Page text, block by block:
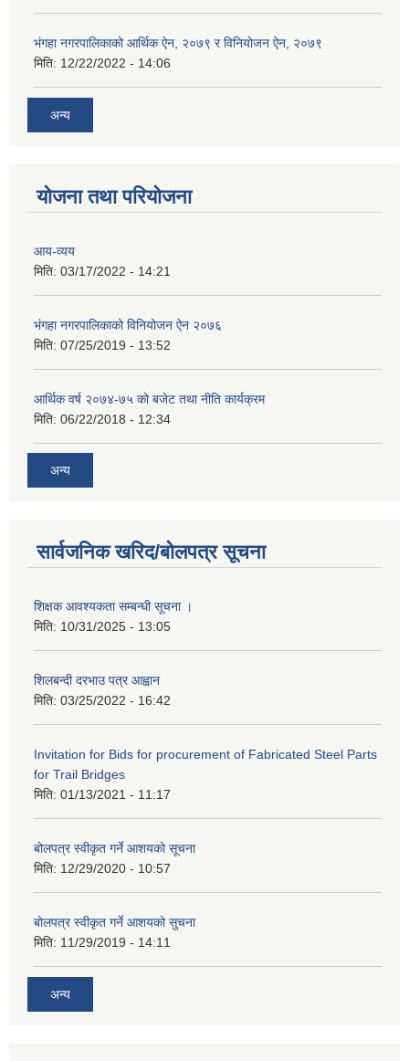
भंगहा नगरपालिकाको आर्थिक ऐन, २०७९ र विनियोजन ऐन, २०७९
मिति: 12/22/2022 - 14:06
अन्य
योजना तथा परियोजना
आय-व्यय
मिति: 03/17/2022 - 14:21
भंगहा नगरपालिकाको विनियोजन ऐन २०७६
मिति: 07/25/2019 - 13:52
आर्थिक वर्ष २०७४-७५ को बजेट तथा नीति कार्यक्रम
मिति: 06/22/2018 - 12:34
अन्य
सार्वजनिक खरिद/बोलपत्र सूचना
शिक्षक आवश्यकता सम्बन्धी सूचना ।
मिति: 10/31/2025 - 13:05
शिलबन्दी दरभाउ पत्र आह्वान
मिति: 03/25/2022 - 16:42
Invitation for Bids for procurement of Fabricated Steel Parts
for Trail Bridges
मिति: 01/13/2021 - 11:17
बोलपत्र स्वीकृत गर्ने आशयको सूचना
मिति: 12/29/2020 - 10:57
बोलपत्र स्वीकृत गर्ने आशयको सुचना
मिति: 11/29/2019 - 14:11
अन्य